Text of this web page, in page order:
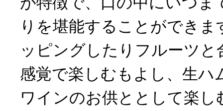
りを堪能することができ
ッピングしたりフルーツ
感覚で楽しむもよし、生ハ
ワインのお供ととして楽